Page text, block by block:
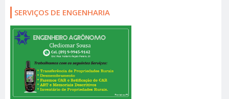
SERVIÇOS DE ENGENHARIA